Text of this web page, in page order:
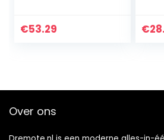
€53.29 €
Over ons